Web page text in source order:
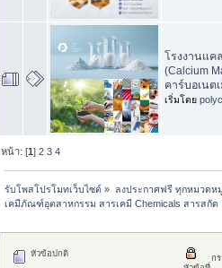
โรงงานแค
(Calcium
คาร์บอเนต
เริ่มโดย
หน้า: [1]2 3 4
รับโพสโปรโมทเว็บไซต์ » ลงประกาศฟรี ทุกหมวดห
เคมีภัณฑ์อุตสาหกรรม สารเคมี Chemicals สารสกัด
ก
หัวข้อปกติ